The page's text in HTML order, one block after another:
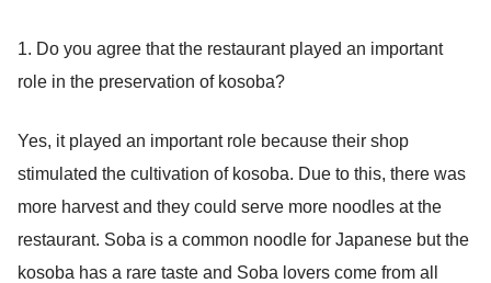
1. Do you agree that the restaurant played an important
role in the preservation of kosoba?
Yes, it played an important role because their shop
stimulated the cultivation of kosoba. Due to this, there was
more harvest and they could serve more noodles at the
restaurant. Soba is a common noodle for Japanese but the
kosoba has a rare taste and Soba lovers come from all